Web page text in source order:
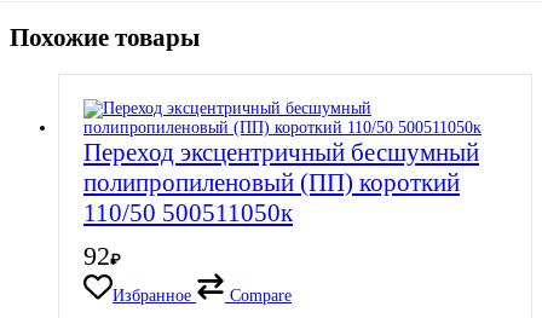
Похожие товары
Переход эксцентричный бесшумный
полипропиленовый (ПП) короткий
110/50 500511050к
92₽
Избранное
Compare